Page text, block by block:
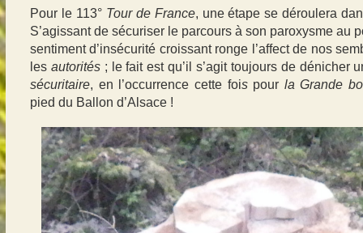
Pour le 113° Tour de France, une étape se déroulera
S’agissantde sécuriser le parcours à son paroxysme au
sentiment d’insécurité croissant ronge l’affect de nos
les autorités ; le fait est qu’il s’agit toujours de dénicher
sécuritaire, en l’occurrence cette foispour la Grande
pied du Ballon d’Alsace !